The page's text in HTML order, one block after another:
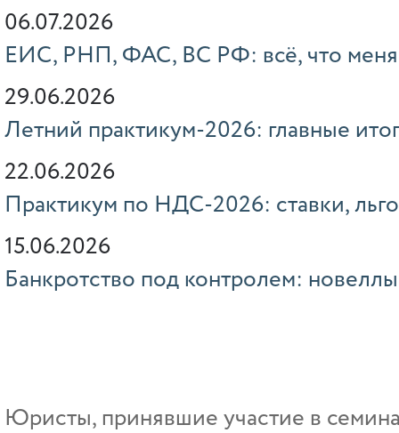
06.07.2026
ЕИС, РНП, ФАС, ВС РФ: всё, что
29.06.2026
Летний практикум-2026: главные
22.06.2026
Практикум по НДС-2026: ставки,
15.06.2026
Банкротство под контролем:
Юристы, принявшие участие в